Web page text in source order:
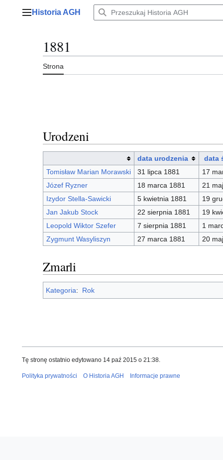
Menu główne
Historia AGH
1881
Strona
Urodzeni
data urodzenia
data
Tomisław Marian Morawski
31 lipca 1881
17
Józef Ryzner
18 marca 1881
21
Izydor Stella-Sawicki
5 kwietnia 1881
19
Jan Jakub Stock
22 sierpnia 1881
19
Leopold Wiktor Szefer
7 sierpnia 1881
1
Zygmunt Wasyliszyn
27 marca 1881 20
Zmarli
Kategoria: Rok
Tę stronę ostatnio edytowano 14 paź 2015 o 21:38.
Polityka prywatności O Historia AGH Informacje prawne